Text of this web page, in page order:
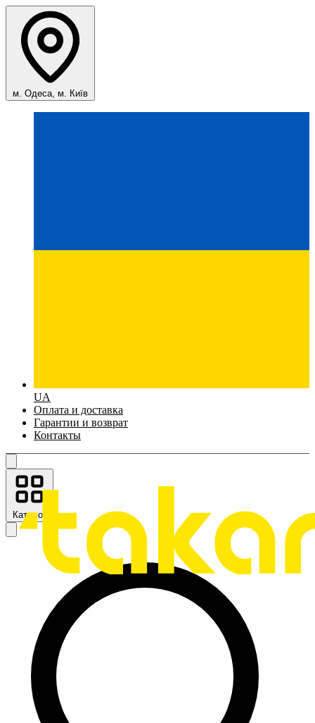
м. Одеса, м. Київ
UA
Оплата и доставка
Гарантии и возврат
Контакты
Каталог